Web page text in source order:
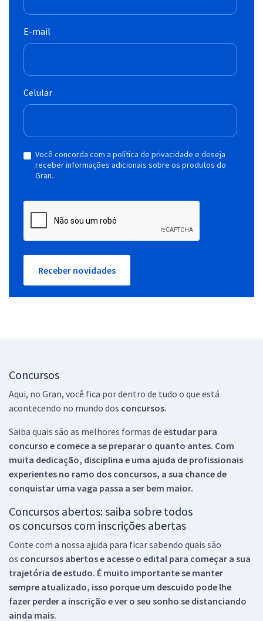
E-mail
Celular
Você concorda com a política de privacidade e deseja
receber informações adicionais sobre os produtos do
Gran.
Receber novidades
Concursos
Aqui, no Gran, você fica por dentro de tudo o que está
acontecendo no mundo dos concursos.
Saiba quais são as melhores formas de estudar para
concurso e comece a se preparar o quanto antes. Com
muita dedicação, disciplina e uma ajuda de profissionais
experientes no ramo dos concursos, a sua chance de
conquistar uma vaga passa a ser bem maior.
Concursos abertos: saiba sobre todos
os concursos com inscrições abertas
Conte com a nossa ajuda para ficar sabendo quais são
os concursos abertos e acesse o edital para começar a sua
trajetória de estudo. É muito importante se manter
sempre atualizado, isso porque um descuido pode lhe
fazer perder a inscrição e ver o seu sonho se distanciando
ainda mais.